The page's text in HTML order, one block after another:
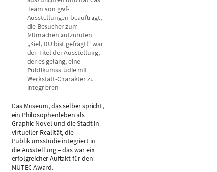
Team von gwf-
Ausstellungen beauftragt,
die Besucher zum
Mitmachen aufzurufen.
„Kiel, DU bist gefragt!“ war
der Titel der Ausstellung,
der es gelang, eine
Publikumsstudie mit
Werkstatt-Charakter zu
integrieren
Das Museum, das selber spricht,
ein Philosophenleben als
Graphic Novel und die Stadt in
virtueller Realität, die
Publikumsstudie integriert in
die Ausstellung – das war ein
erfolgreicher Auftakt für den
MUTEC Award.